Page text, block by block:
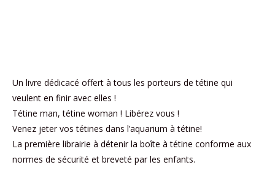
Un livre dédicacé offert à tous les porteurs de tétine qui
veulent en finir avec elles !
Tétine man, tétine woman ! Libérez vous !
Venez jeter vos tétines dans l’aquarium à tétine!
La première librairie à détenir la boîte à tétine conforme aux
normes de sécurité et breveté par les enfants.